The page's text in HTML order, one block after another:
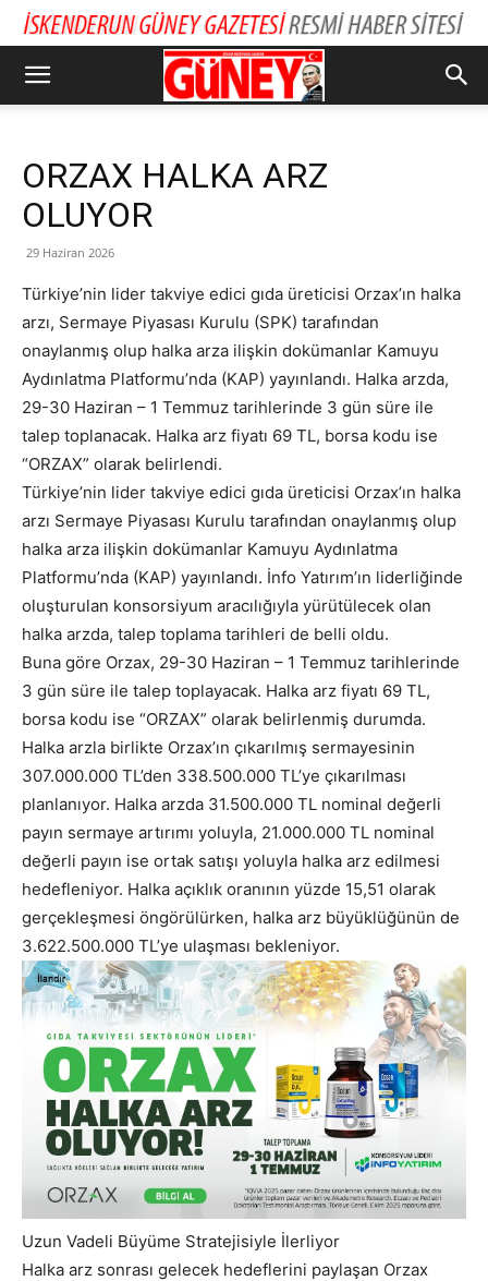
ORZAX HALKA ARZ
OLUYOR
29 Haziran 2026
Türkiye’nin lider takviye edici gıda üreticisi Orzax’ın halka
arzı, Sermaye Piyasası Kurulu (SPK) tarafından
onaylanmış olup halka arza ilişkin dokümanlar Kamuyu
Aydınlatma Platformu’nda (KAP) yayınlandı. Halka arzda,
29-30 Haziran – 1 Temmuz tarihlerinde 3 gün süre ile
talep toplanacak. Halka arz fiyatı 69 TL, borsa kodu ise
“ORZAX” olarak belirlendi.
Türkiye’nin lider takviye edici gıda üreticisi Orzax’ın halka
arzı Sermaye Piyasası Kurulu tarafından onaylanmış olup
halka arza ilişkin dokümanlar Kamuyu Aydınlatma
Platformu’nda (KAP) yayınlandı. İnfo Yatırım’ın liderliğinde
oluşturulan konsorsiyum aracılığıyla yürütülecek olan
halka arzda, talep toplama tarihleri de belli oldu.
Buna göre Orzax, 29-30 Haziran – 1 Temmuz tarihlerinde
3 gün süre ile talep toplayacak. Halka arz fiyatı 69 TL,
borsa kodu ise “ORZAX” olarak belirlenmiş durumda.
Halka arzla birlikte Orzax’ın çıkarılmış sermayesinin
307.000.000 TL’den 338.500.000 TL’ye çıkarılması
planlanıyor. Halka arzda 31.500.000 TL nominal değerli
payın sermaye artırımı yoluyla, 21.000.000 TL nominal
değerli payın ise ortak satışı yoluyla halka arz edilmesi
hedefleniyor. Halka açıklık oranının yüzde 15,51 olarak
gerçekleşmesi öngörülürken, halka arz büyüklüğünün de
3.622.500.000 TL’ye ulaşması bekleniyor.
Uzun Vadeli Büyüme Stratejisiyle İlerliyor
Halka arz sonrası gelecek hedeflerini paylaşan Orzax